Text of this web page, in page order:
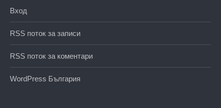
Вход
RSS поток за записи
RSS поток за коментари
WordPress България